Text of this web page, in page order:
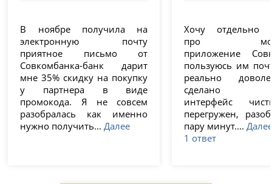
В ноябре получила на
электронную почту
приятное письмо от
Совкомбанка-банк дарит
мне 35% скидку на покупку
у партнера в виде
промокода. Я не совсем
разобралась как именно
нужно получить...Далее
Хочу отдельно
про
приложение
пользуюсь им
реально
сделано
интерфейс
перегружен,
пару минут....
1 ответ